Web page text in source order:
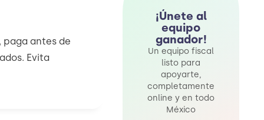
antes de
Evita
¡Únete al
equipo
ganador!
Un equipo fiscal
listo para
apoyarte,
completamente
online y en todo
México